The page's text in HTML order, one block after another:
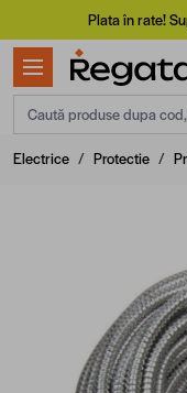
Mergi la ConținutPlata în rate!
Caută produse dupa
Electrice / Protectie /